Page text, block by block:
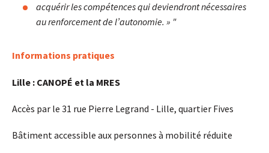
acquérir les compétences qui deviendront nécessaires
au renforcement de l’autonomie. » "
Informations pratiques
Lille : CANOPÉ et la MRES
Accès par le 31 rue Pierre Legrand - Lille, quartier Fives
Bâtiment accessible aux personnes à mobilité réduite